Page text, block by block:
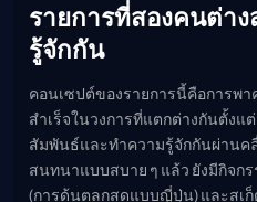
รายการที่สองคนต่า
รู้จักกัน
คอนเซปต์ของรายการนี้คือการพ
สำเร็จในวงการที่แตกต่างกันตั้งแ
สัมพันธ์และทำความรู้จักกันผ่านค
สนทนาแบบสบาย ๆ แล้ว ยังมีกิจก
(การด้นตลกสดแบบญี่ปุ่น) และสเ